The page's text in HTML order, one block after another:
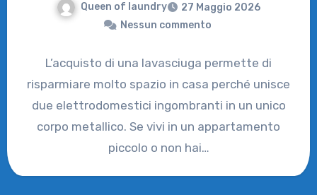
Queen of laundry
27 Maggio 2026
Nessun commento
L’acquisto di una lavasciuga permette di
risparmiare molto spazio in casa perché unisce
due elettrodomestici ingombranti in un unico
corpo metallico. Se vivi in un appartamento
piccolo o non hai…